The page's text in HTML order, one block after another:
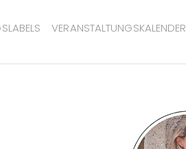
VERANSTALTUNGSKALENDER